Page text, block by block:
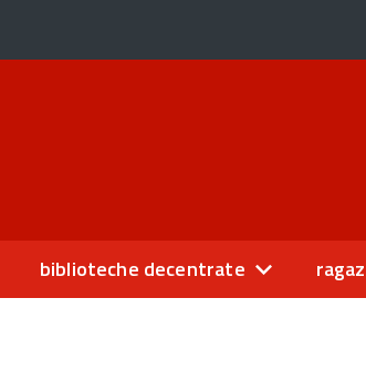
biblioteche decentrate